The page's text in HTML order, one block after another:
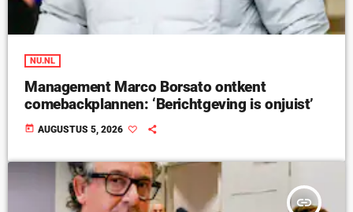
NU.NL
Management Marco Borsato ontkent
comebackplannen: ‘Berichtgeving is onjuist’
today AUGUSTUS 5, 2026
insert_link